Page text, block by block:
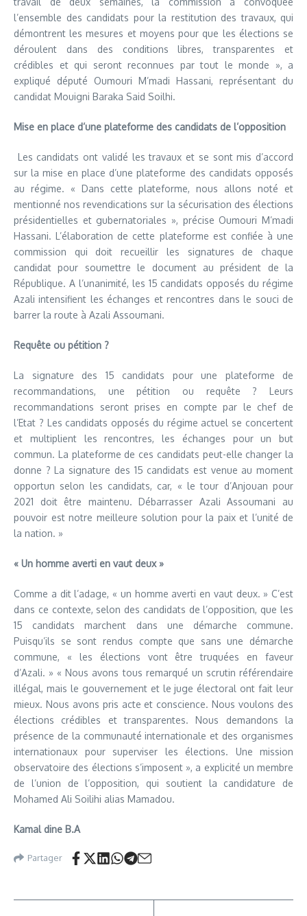
l’ensemble des candidats pour la restitution des travaux, qui
démontrent les mesures et moyens pour que les élections se
déroulent dans des conditions libres, transparentes et
crédibles et qui seront reconnues par tout le monde », a
expliqué député Oumouri M’madi Hassani, représentant du
candidat Mouigni Baraka Said Soilhi.
Mise en place d’une plateforme des candidats de l’opposition
Les candidats ont validé les travaux et se sont mis d’accord
sur la mise en place d’une plateforme des candidats opposés
au régime. « Dans cette plateforme, nous allons noté et
mentionné nos revendications sur la sécurisation des élections
présidentielles et gubernatoriales », précise Oumouri M’madi
Hassani. L’élaboration de cette plateforme est confiée à une
commission qui doit recueillir les signatures de chaque
candidat pour soumettre le document au président de la
République. A l’unanimité, les 15 candidats opposés du régime
Azali intensifient les échanges et rencontres dans le souci de
barrer la route à Azali Assoumani.
Requête ou pétition ?
La signature des 15 candidats pour une plateforme de
recommandations, une pétition ou requête ? Leurs
recommandations seront prises en compte par le chef de
l’Etat ? Les candidats opposés du régime actuel se concertent
et multiplient les rencontres, les échanges pour un but
commun. La plateforme de ces candidats peut-elle changer la
donne ? La signature des 15 candidats est venue au moment
opportun selon les candidats, car, « le tour d’Anjouan pour
2021 doit être maintenu. Débarrasser Azali Assoumani au
pouvoir est notre meilleure solution pour la paix et l’unité de
la nation. »
« Un homme averti en vaut deux »
Comme a dit l’adage, « un homme averti en vaut deux. » C’est
dans ce contexte, selon des candidats de l’opposition, que les
15 candidats marchent dans une démarche commune.
Puisqu’ils se sont rendus compte que sans une démarche
commune, « les élections vont être truquées en faveur
d’Azali. » « Nous avons tous remarqué un scrutin référendaire
illégal, mais le gouvernement et le juge électoral ont fait leur
mieux. Nous avons pris acte et conscience. Nous voulons des
élections crédibles et transparentes. Nous demandons la
présence de la communauté internationale et des organismes
internationaux pour superviser les élections. Une mission
observatoire des élections s’imposent », a explicité un membre
de l’union de l’opposition, qui soutient la candidature de
Mohamed Ali Soilihi alias Mamadou.
Kamal dine B.A
Partager